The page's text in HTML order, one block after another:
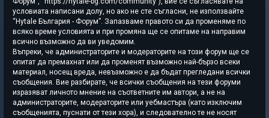
условиата написани долу, но ако не сте съгласни, не използвайте
“Hytale България - Форум”. Запазваме правото си да променяме по
всяко време условията и при промяна ще се опитаме на направим
всично възможно да ви уведомим.
Въпреки, че администраторите и модераторите на този форум ще се
опитат да премахнат или да променят възможно най-бързо всеки
материал, носещ вреда, невъзможно е да бъдат прегледани всички
съобщения. Вие разбирате, че всички съобщения на тези форуми
изразяват личното мнение на съответните им автори, а не на
администраторите, модераторите или уебмастъра (като изключим
съобщенията, пуснати от тези хора), и следователно те не носят